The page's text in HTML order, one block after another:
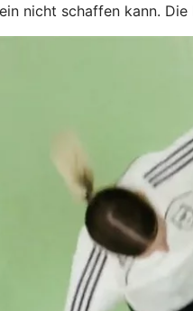
nicht schaffen kann.